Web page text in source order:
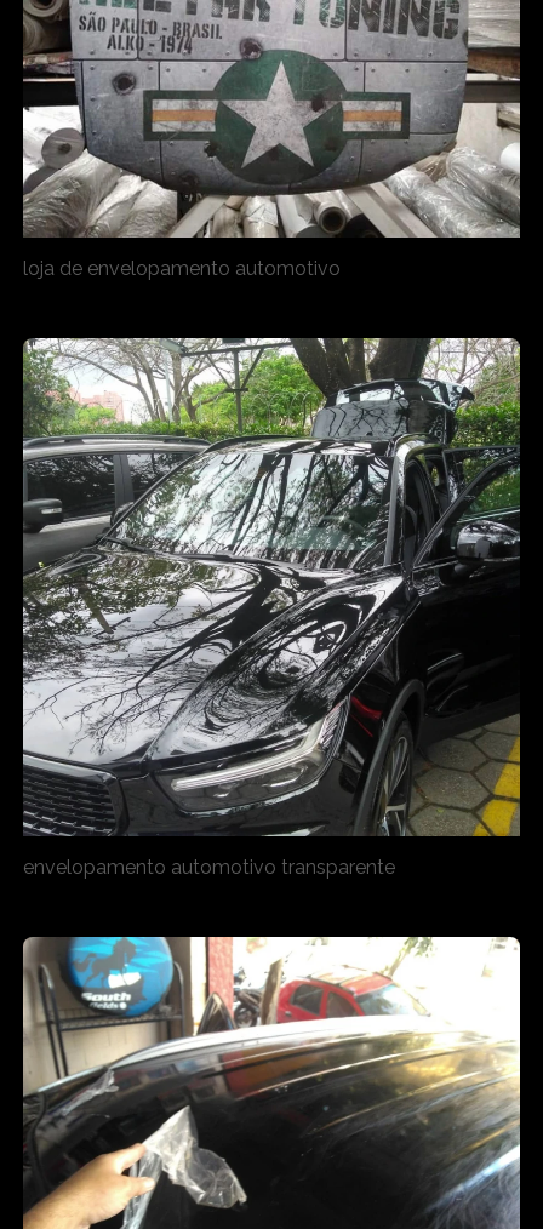
loja de envelopamento automotivo
envelopamento automotivo transparente